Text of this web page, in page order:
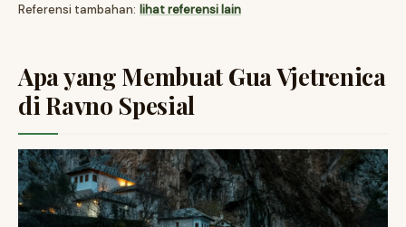
Referensi tambahan: lihat referensi lain
Apa yang Membuat Gua Vjetrenica
di Ravno Spesial